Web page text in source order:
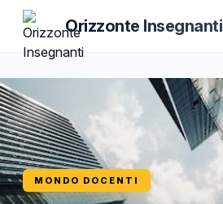
Orizzonte Insegnanti
MONDO DOCENTI